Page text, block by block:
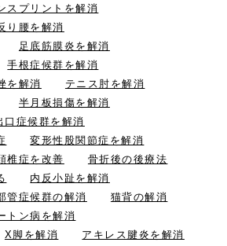
スプリントを解消
り腰を解消
足底筋膜炎を解消
手根症候群を解消
を解消
テニス肘を解消
半月板損傷を解消
口症候群を解消
変形性股関節症を解消
椎症を改善
骨折後の後療法
内反小趾を解消
管症候群の解消
猫背の解消
トン病を解消
X脚を解消
アキレス腱炎を解消